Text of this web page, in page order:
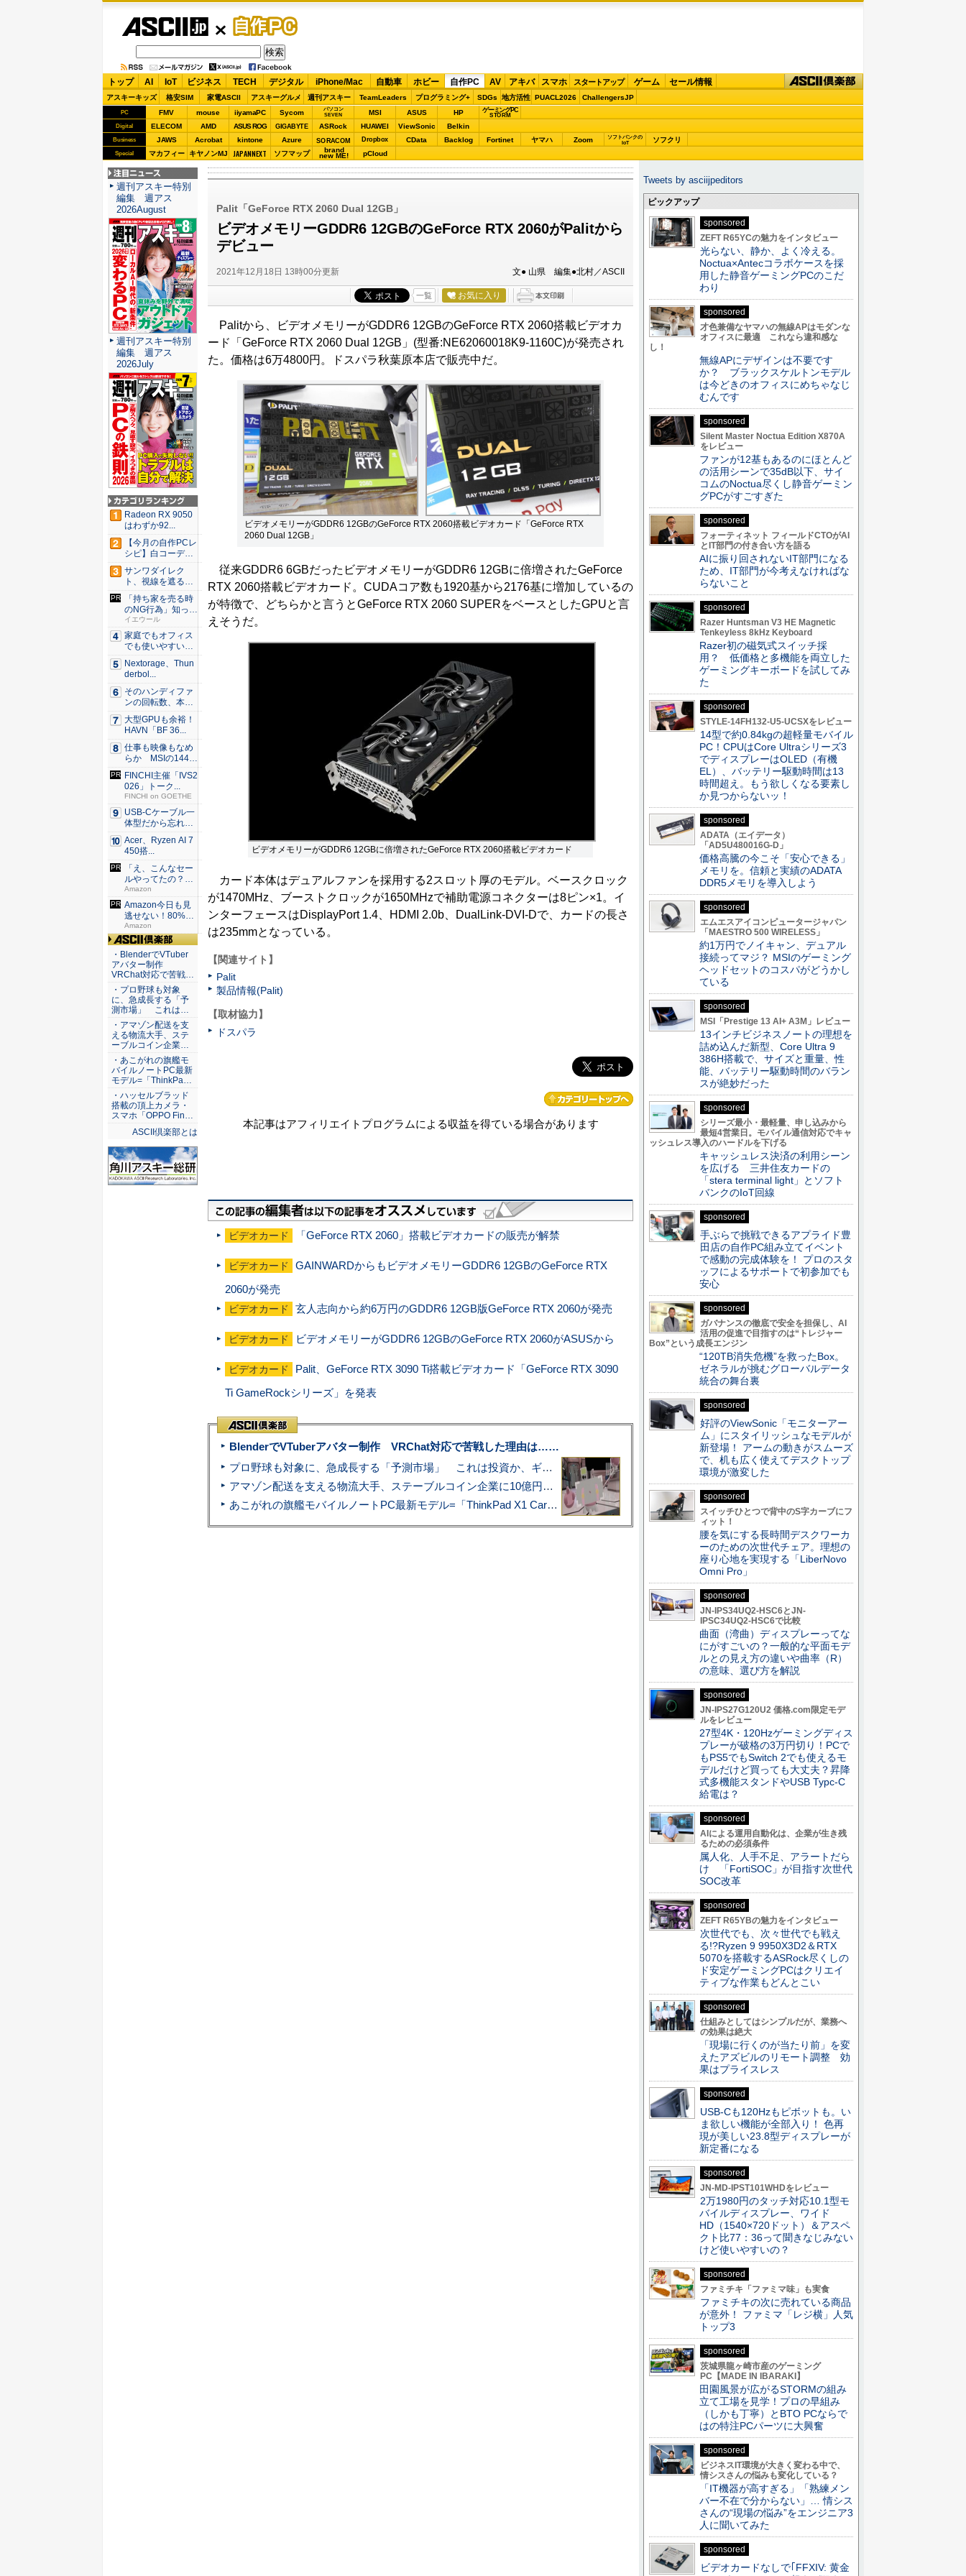
自作PC
トップ AI IoT ビジネス TECH デジタル iPhone/Mac 自動車 ホビー 自作PC AV アキバ スマホ スタートアップ ゲーム セール情報
アスキーキッズ 格安SIM 家電ASCII アスキーグルメ 週刊アスキー TeamLeaders プログラミング+ SDGs 地方活性 PUACL2026 ChallengersJP
PC FMV mouse iiyamaPC Sycom
パソコン
SEVEN
MSI ASUS HP ゲーミングPC
STORM
Digital ELECOM AMD ASUS ROG GIGABYTE ASRock HUAWEI ViewSonic Belkin
Business JAWS Acrobat kintone Azure SORACOM Dropbox CData Backlog Fortinet ヤマハ Zoom
ソフトバンクの
IoT
ソフクリ
Special マカフィー キヤノンMJ JAPANNEXT ソフマップ brand
new ME! pCloud
Palit「GeForce RTX 2060 Dual 12GB」
ビデオメモリーGDDR6 12GBのGeForce RTX 2060がPalitから
デビュー
2021年12月18日 13時00分更新 文● 山県 編集●北村／ASCII
一覧 お気に入り
Palitから、ビデオメモリーがGDDR6 12GBのGeForce RTX 2060搭載ビデオカ
ード「GeForce RTX 2060 Dual 12GB」(型番:NE62060018K9-1160C)が発売され
た。価格は6万4800円。ドスパラ秋葉原本店で販売中だ。
ビデオメモリーがGDDR6 12GBのGeForce RTX 2060搭載ビデオカード「GeForce RTX
2060 Dual 12GB」
従来GDDR6 6GBだったビデオメモリーがGDDR6 12GBに倍増されたGeForce
RTX 2060搭載ビデオカード。CUDAコア数も1920基から2176基に増加しているの
が特徴で、どちらかと言うとGeForce RTX 2060 SUPERをベースとしたGPUと言
えそうだ。
ビデオメモリーがGDDR6 12GBに倍増されたGeForce RTX 2060搭載ビデオカード
カード本体はデュアルファンを採用する2スロット厚のモデル。ベースクロック
が1470MHz、ブーストクロックが1650MHzで補助電源コネクターは8ピン×1。イ
ンターフェースはDisplayPort 1.4、HDMI 2.0b、DualLink-DVI-Dで、カードの長さ
は235mmとなっている。
【関連サイト】
Palit
製品情報(Palit)
【取材協力】
ドスパラ
本記事はアフィリエイトプログラムによる収益を得ている場合があります
ビデオカード 「GeForce RTX 2060」搭載ビデオカードの販売が解禁
ビデオカード
GAINWARDからもビデオメモリーGDDR6 12GBのGeForce RTX
2060が発売
ビデオカード 玄人志向から約6万円のGDDR6 12GB版GeForce RTX 2060が発売
ビデオカード ビデオメモリーがGDDR6 12GBのGeForce RTX 2060がASUSから
ビデオカード
Palit、GeForce RTX 3090 Ti搭載ビデオカード「GeForce RTX 3090
Ti GameRockシリーズ」を発表
BlenderでVTuberアバター制作 VRChat対応で苦戦した理由は……
プロ野球も対象に、急成長する「予測市場」 これは投資か、ギャンブルか
アマゾン配送を支える物流大手、ステーブルコイン企業に10億円投資のワケ
あこがれの旗艦モバイルノートPC最新モデル=「ThinkPad X1 Carbon Gen 14 Aura Edition」実機レビュー
注目ニュース
週刊アスキー特別
編集 週アス
2026August
週刊アスキー特別
編集 週アス
2026July
Radeon RX 9050
はわずか92...
【今月の自作PCレ
シピ】白コーデと
発光が...
サンワダイレク
ト、視線を遮るフ
ェルト製デ...
「持ち家を売る時
のNG行為」知って
るだけ...
イエウール
家庭でもオフィス
でも使いやすい
Syno...
Nextorage、Thun
derbol...
そのハンディファ
ンの回転数、本
当？ 20...
大型GPUも余裕！
HAVN「BF 36...
仕事も映像もなめ
らか MSIの144H
z...
FINCHI主催「IVS2
026」トーク...
FINCHI on GOETHE
USB-Cケーブル一
体型だから忘れな
い！...
Acer、Ryzen AI 7
450搭...
「え、こんなセー
ルやってたの？」
80％O...
Amazon
Amazon今日も見
逃せない！80%O
F...
Amazon
ASCII倶楽部
・BlenderでVTuber
アバター制作
VRChat対応で苦戦…
・プロ野球も対象
に、急成長する「予
測市場」 これは…
・アマゾン配送を支
える物流大手、ステ
ーブルコイン企業…
・あこがれの旗艦モ
バイルノートPC最新
モデル=「ThinkPa…
・ハッセルブラッド
搭載の頂上カメラ・
スマホ「OPPO Fin…
ASCII倶楽部とは
Tweets by asciijpeditors
ピックアップ
sponsored
ZEFT R65YCの魅力をインタビュー
光らない、静か、よく冷える。
Noctua×Antecコラボケースを採
用した静音ゲーミングPCのこだ
わり
sponsored
才色兼備なヤマハの無線APはモダンな
オフィスに最適 これなら違和感な
し！
無線APにデザインは不要です
か？ ブラックスケルトンモデル
は今どきのオフィスにめちゃなじ
むんです
sponsored
Silent Master Noctua Edition X870A
をレビュー
ファンが12基もあるのにほとんど
の活用シーンで35dB以下、サイ
コムのNoctua尽くし静音ゲーミン
グPCがすごすぎた
sponsored
フォーティネット フィールドCTOがAI
とIT部門の付き合い方を語る
AIに振り回されないIT部門になる
ため、IT部門が今考えなければな
らないこと
sponsored
Razer Huntsman V3 HE Magnetic
Tenkeyless 8kHz Keyboard
Razer初の磁気式スイッチ採
用？ 低価格と多機能を両立した
ゲーミングキーボードを試してみ
た
sponsored
STYLE-14FH132-U5-UCSXをレビュー
14型で約0.84kgの超軽量モバイル
PC！CPUはCore Ultraシリーズ3
でディスプレーはOLED（有機
EL）、バッテリー駆動時間は13
時間超え。もう欲しくなる要素し
か見つからないッ！
sponsored
ADATA（エイデータ）
「AD5U480016G-D」
価格高騰の今こそ「安心できる」
メモリを。信頼と実績のADATA
DDR5メモリを導入しよう
sponsored
エムエスアイコンピュータージャパン
「MAESTRO 500 WIRELESS」
約1万円でノイキャン、デュアル
接続ってマジ？ MSIのゲーミング
ヘッドセットのコスパがどうかし
ている
sponsored
MSI「Prestige 13 AI+ A3M」レビュー
13インチビジネスノートの理想を
詰め込んだ新型、Core Ultra 9
386H搭載で、サイズと重量、性
能、バッテリー駆動時間のバラン
スが絶妙だった
sponsored
シリーズ最小・最軽量、申し込みから
最短4営業日。モバイル通信対応でキャ
ッシュレス導入のハードルを下げる
キャッシュレス決済の利用シーン
を広げる 三井住友カードの
「stera terminal light」とソフト
バンクのIoT回線
sponsored
手ぶらで挑戦できるアプライド豊
田店の自作PC組み立てイベント
で感動の完成体験を！ プロのスタ
ッフによるサポートで初参加でも
安心
sponsored
ガバナンスの徹底で安全を担保し、AI
活用の促進で目指すのは“トレジャー
Box”という成長エンジン
“120TB消失危機”を救ったBox。
ゼネラルが挑むグローバルデータ
統合の舞台裏
sponsored
好評のViewSonic「モニターアー
ム」にスタイリッシュなモデルが
新登場！ アームの動きがスムーズ
で、机も広く使えてデスクトップ
環境が激変した
sponsored
スイッチひとつで背中のS字カーブにフ
ィット！
腰を気にする長時間デスクワーカ
ーのための次世代チェア。理想の
座り心地を実現する「LiberNovo
Omni Pro」
sponsored
JN-IPS34UQ2-HSC6とJN-
IPSC34UQ2-HSC6で比較
曲面（湾曲）ディスプレーってな
にがすごいの？一般的な平面モデ
ルとの見え方の違いや曲率（R）
の意味、選び方を解説
sponsored
JN-IPS27G120U2 価格.com限定モデ
ルをレビュー
27型4K・120Hzゲーミングディス
プレーが破格の3万円切り！PCで
もPS5でもSwitch 2でも使えるモ
デルだけど買っても大丈夫？昇降
式多機能スタンドやUSB Typc-C
給電は？
sponsored
AIによる運用自動化は、企業が生き残
るための必須条件
属人化、人手不足、アラートだら
け 「FortiSOC」が目指す次世代
SOC改革
sponsored
ZEFT R65YBの魅力をインタビュー
次世代でも、次々世代でも戦え
る!?Ryzen 9 9950X3D2＆RTX
5070を搭載するASRock尽くしの
ド安定ゲーミングPCはクリエイ
ティブな作業もどんとこい
sponsored
仕組みとしてはシンプルだが、業務へ
の効果は絶大
「現場に行くのが当たり前」を変
えたアズビルのリモート調整 効
果はプライスレス
sponsored
USB-Cも120Hzもピボットも。い
ま欲しい機能が全部入り！ 色再
現が美しい23.8型ディスプレーが
新定番になる
sponsored
JN-MD-IPST101WHDをレビュー
2万1980円のタッチ対応10.1型モ
バイルディスプレー、ワイド
HD（1540×720ドット）＆アスペ
クト比77：36って聞きなじみない
けど使いやすいの？
sponsored
ファミチキ「ファミマ味」も実食
ファミチキの次に売れている商品
が意外！ ファミマ「レジ横」人気
トップ3
sponsored
茨城県龍ヶ崎市産のゲーミング
PC【MADE IN IBARAKI】
田園風景が広がるSTORMの組み
立て工場を見学！プロの早組み
（しかも丁寧）とBTO PCならで
はの特注PCパーツに大興奮
sponsored
ビジネスIT環境が大きく変わる中で、
情シスさんの悩みも変化している？
「IT機器が高すぎる」「熟練メン
バー不在で分からない」… 情シス
さんの“現場の悩み”をエンジニア3
人に聞いてみた
sponsored
ビデオカードなしで｢FFXIV: 黄金